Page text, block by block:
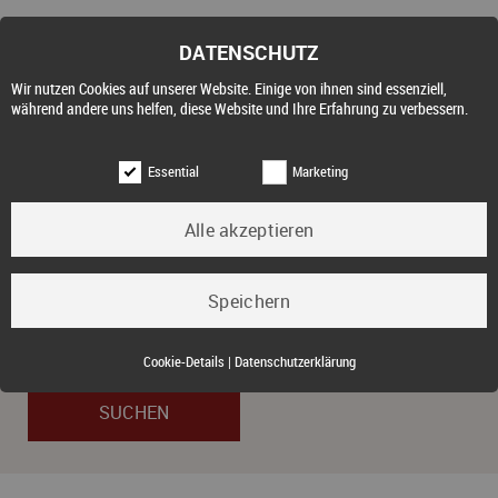
Objektart
Kauf
DATENSCHUTZ
Wir nutzen Cookies auf unserer Website. Einige von ihnen sind essenziell,
während andere uns helfen, diese Website und Ihre Erfahrung zu verbessern.
Essential Marketing
Essential (3)
Name:
Cookie Hinweis
Speichert die Cookie-Einstellungen des Besuchers
Cookie-Details | Datenschutzerklärung